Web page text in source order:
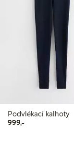
Podvlékací kalhoty
999,-999,00 Kč